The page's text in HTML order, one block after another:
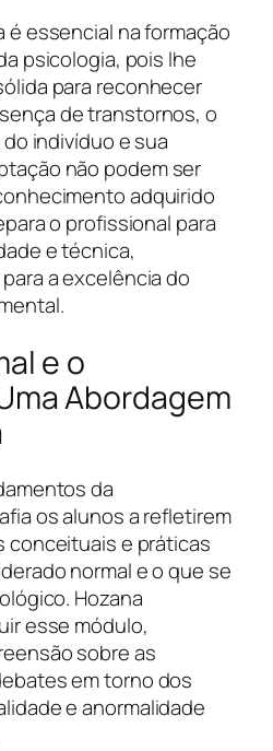
é essencial na formação
psicologia, pois lhe
para reconhecer
de transtornos, o
indivíduo e sua
não podem ser
adquirido
o profissional para
e técnica,
a excelência do
e o
Abordagem
da
os alunos a refletirem
conceituais e práticas
normal e o que se
Hozana
esse módulo,
sobre as
em torno dos
e anormalidade